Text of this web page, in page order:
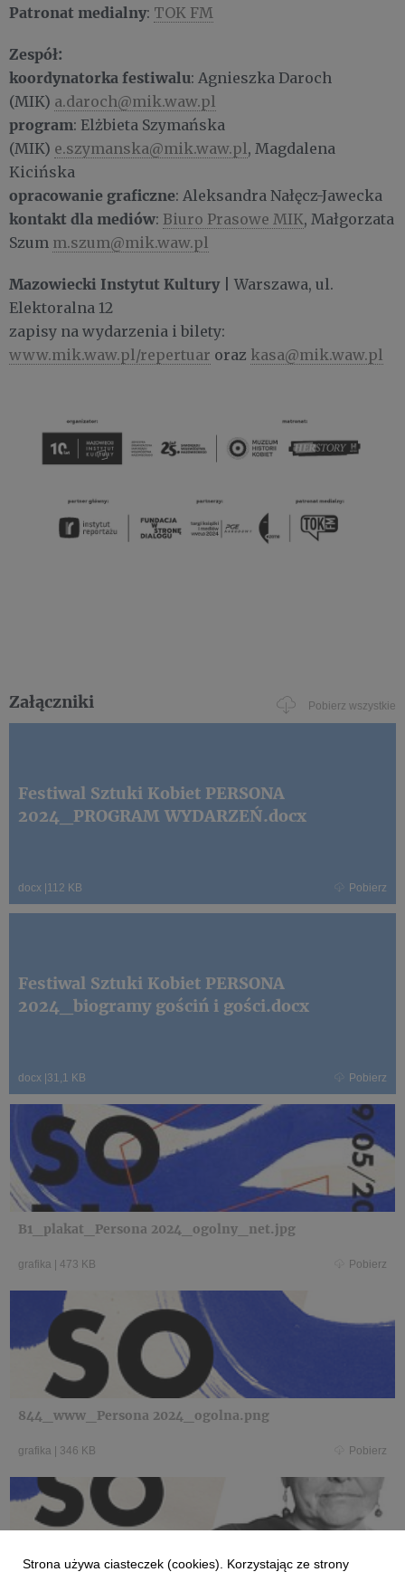
Patronat medialny: TOK FM
Zespół:
koordynatorka festiwalu: Agnieszka Daroch
(MIK) a.daroch@mik.waw.pl
program: Elżbieta Szymańska
(MIK) e.szymanska@mik.waw.pl, Magdalena
Kicińska
opracowanie graficzne: Aleksandra Nałęcz-Jawecka
kontakt dla mediów: Biuro Prasowe MIK, Małgorzata
Szum m.szum@mik.waw.pl
Mazowiecki Instytut Kultury
| Warszawa, ul.
Elektoralna 12
zapisy na wydarzenia i bilety:
www.mik.waw.pl/repertuar oraz kasa@mik.waw.pl
Załączniki Pobierz wszystkie
Festiwal Sztuki Kobiet PERSONA
2024_PROGRAM WYDARZEŃ.docx
docx 112 KB Pobierz
Festiwal Sztuki Kobiet PERSONA
2024_biogramy gościń i gości.docx
docx 31,1 KB Pobierz
B1_plakat_Persona 2024_ogolny_net.jpg
grafika 473 KB Pobierz
844_www_Persona 2024_ogolna.png
grafika 346 KB Pobierz
Strona używa ciasteczek (cookies). Korzystając ze strony